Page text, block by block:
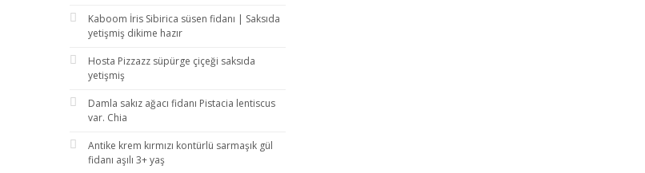
Kaboom İris Sibirica süsen fidanı | Saksıda
yetişmiş dikime hazır
Hosta Pizzazz süpürge çiçeği saksıda
yetişmiş
Damla sakız ağacı fidanı Pistacia lentiscus
var. Chia
Antike krem kırmızı kontürlü sarmaşık gül
fidanı aşılı 3+ yaş